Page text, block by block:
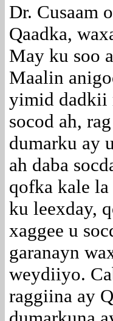
Dr. Cusaam
Qaadka,
May ku soo
Maalin
yimid dadkii
socod ah,
dumarku ay
ah daba
qofka kale la
ku leexday,
xaggee u
garanayn
weydiiyo.
raggiina ay